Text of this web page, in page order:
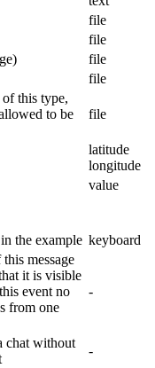
file
file
file
file
of this type,
to be
file
latitude
longitude
value
the example keyboard
message
it is visible
event no
from one
-
chat without
-